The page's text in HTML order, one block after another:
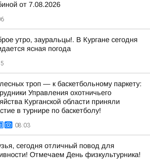
от 7.08.2026
утро, зауральцы!. В Кургане сегодня
ясная погода
троп — к баскетбольному паркету:
Управления охотничьего
Курганской области приняли
в турнире по баскетболу!
08:03
сегодня отличный повод для
Отмечаем День физкультурника!